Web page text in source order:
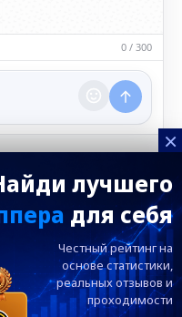
вправе удалять
к чату при
0 / 300
×
лучшего
для себя
Честный рейтинг на
основе статистики,
реальныхотзывов и
проходимости
ФК Челси
Информация
от